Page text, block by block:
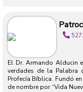
El Dr. Armando Alducin
verdades de la
Profecía Bíblica. Fundó
de nombre por “Vida